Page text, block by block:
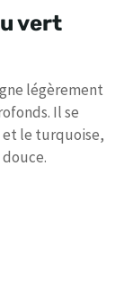
vert
légèrement
Il se
le turquoise,